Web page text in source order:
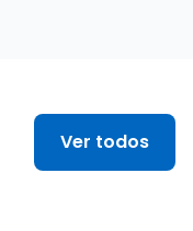
Ver todos